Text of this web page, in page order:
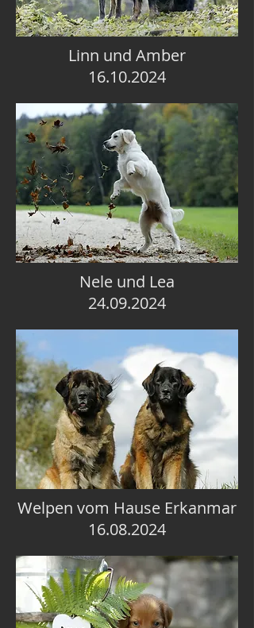
Linn und Amber
16.10.2024
Nele und Lea
24.09.2024
Welpen vom Hause Erkanmar
16.08.2024